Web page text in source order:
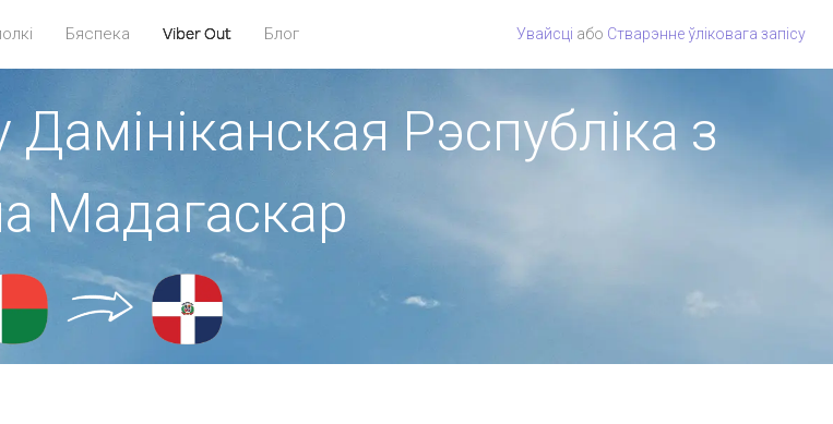
Бяспека Viber Out Блог Увайсці або Стварэнне ўліковага запісу
Дамініканская Рэспубліка з
Мадагаскар